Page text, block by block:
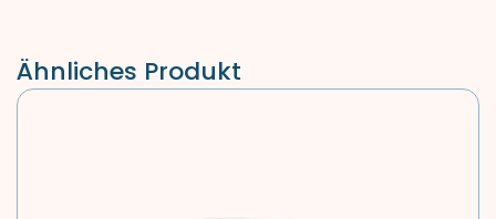
Ähnliches Produkt